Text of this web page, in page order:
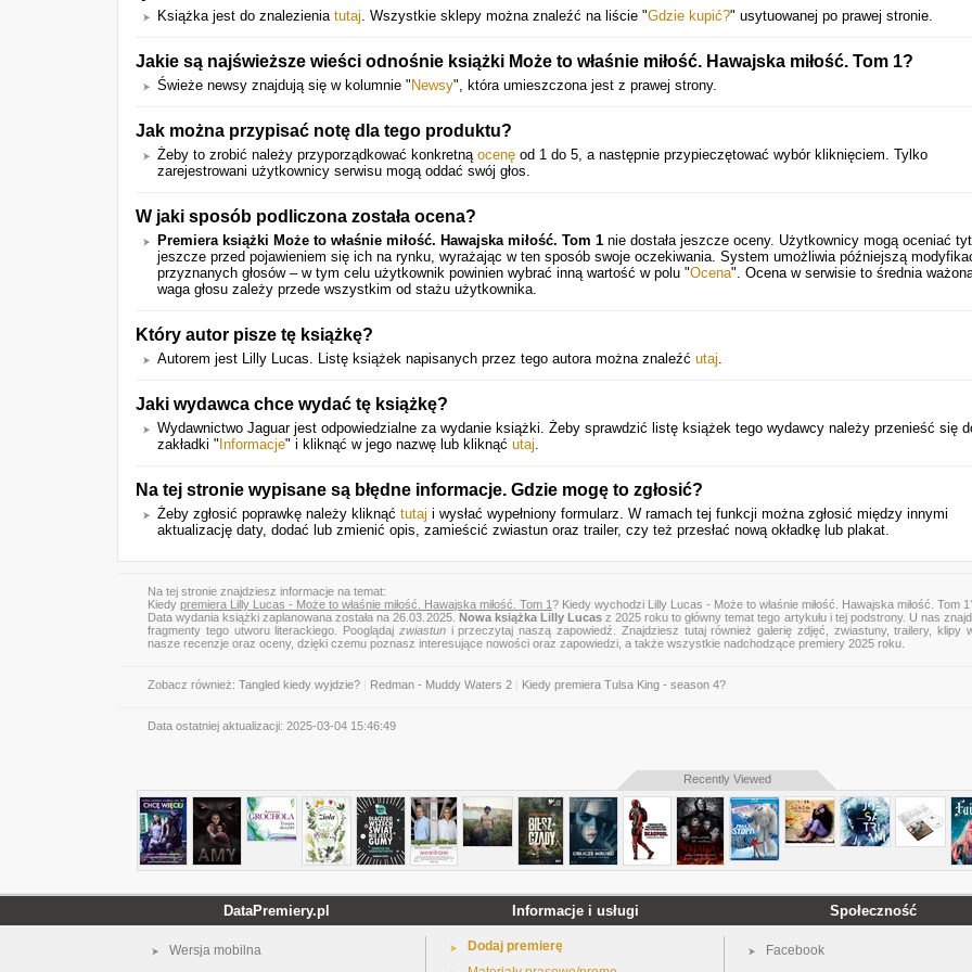
Książka jest do znalezienia tutaj. Wszystkie sklepy można znaleźć na liście "Gdzie kupić?" usytuowanej po prawej stronie.
Jakie są najświeższe wieści odnośnie książki Może to właśnie miłość. Hawajska miłość. Tom 1?
Świeże newsy znajdują się w kolumnie " Newsy", która umieszczona jest z prawej strony.
Jak można przypisać notę dla tego produktu?
Żeby to zrobić należy przyporządkować konkretną ocenę od 1 do 5, a następnie przypieczętować wybór kliknięciem. Tylko
zarejestrowani użytkownicy serwisu mogą oddać swój głos.
W jaki sposób podliczona została ocena?
Premiera książki Może to właśnie miłość. Hawajska miłość. Tom 1 nie dostała jeszcze oceny. Użytkownicy mogą oceniać
jeszcze przed pojawieniem się ich na rynku, wyrażając w ten sposób swoje oczekiwania. System umożliwia późniejszą
przyznanych głosów – w tym celu użytkownik powinien wybrać inną wartość w polu "Ocena". Ocena w serwisie to średnia
waga głosu zależy przede wszystkim od stażu użytkownika.
Który autor pisze tę książkę?
Autorem jest Lilly Lucas. Listę książek napisanych przez tego autora można znaleźć utaj.
Jaki wydawca chce wydać tę książkę?
Wydawnictwo Jaguar jest odpowiedzialne za wydanie książki. Żeby sprawdzić listę książek tego wydawcy należy przenieść się
zakładki " Informacje" i kliknąć w jego nazwę lub kliknąć utaj.
Na tej stronie wypisane są błędne informacje. Gdzie mogę to zgłosić?
Żeby zgłosić poprawkę należy kliknąć tutaj i wysłać wypełniony formularz. W ramach tej funkcji można zgłosić między innymi
aktualizację daty, dodać lub zmienić opis, zamieścić zwiastun oraz trailer, czy też przesłać nową okładkę lub plakat.
Na tej stronie znajdziesz informacje na temat:
Kiedy premiera Lilly Lucas - Może to właśnie miłość. Hawajska miłość. Tom 1? Kiedy wychodzi Lilly Lucas - Może to właśnie miłość. Hawajska miłość. Tom
Data wydania książki zaplanowana została na 26.03.2025. Nowa książka Lilly Lucasz 2025 roku to główny temat tego artykułu i tej podstrony. U nas
fragmenty tego utworu literackiego. Pooglądaj zwiastuni przeczytaj naszą zapowiedź. Znajdziesz tutaj również galerię zdjęć, zwiastuny, trailery, klipy
nasze recenzje oraz oceny, dzięki czemu poznasz interesujące nowości oraz zapowiedzi, a także wszystkie nadchodzące premiery 2025 roku.
Zobacz również: Tangled kiedy wyjdzie? Redman - Muddy Waters 2 Kiedy premiera Tulsa King - season 4?
Data ostatniej aktualizacji: 2025-03-04 15:46:49
Recently Viewed
DataPremiery.pl
Wersja mobilna
Informacje i usługi
Dodaj premierę
Społeczność
Facebook